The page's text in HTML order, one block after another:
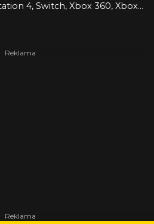
PC, PlayStation 3, PlayStation 4, Switch, Xbox 360, Xbox One